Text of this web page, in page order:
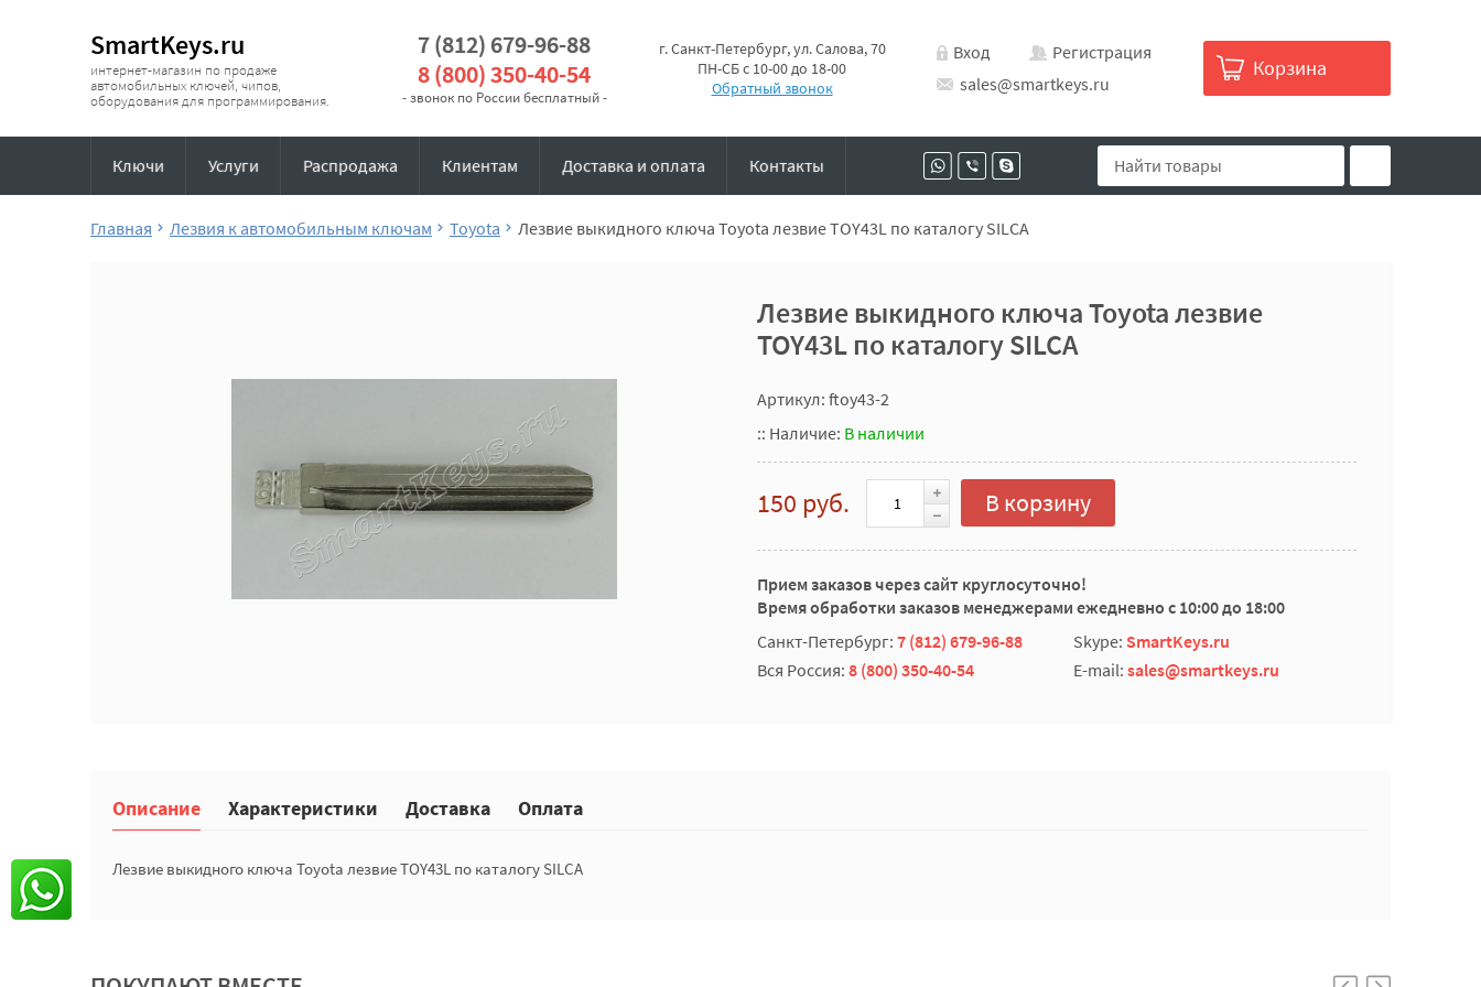
SmartKeys.ru
интернет-магазин по продаже
автомобильных ключей, чипов,
оборудования для программирования.
7 (812) 679-96-88
8 (800) 350-40-54
- звонок по России бесплатный -
г. Санкт-Петербург, ул. Салова, 70
ПН-СБ с 10-00 до 18-00
Обратный звонок
Вход
Регистрация
sales@smartkeys.ru
Корзина
Ключи Услуги Распродажа Клиентам Доставка и оплата Контакты
Главная Лезвия к автомобильным ключам Toyota Лезвие выкидного ключа Toyota лезвие TOY43L по каталогу SILCA
Лезвие выкидного ключа Toyota лезвие
TOY43L по каталогу SILCA
Артикул: ftoy43-2
:: Наличие: В наличии
150 руб. В корзину
Прием заказов через сайт круглосуточно!
Время обработки заказов менеджерами ежедневно с 10:00 до 18:00
Санкт-Петербург: 7 (812) 679-96-88 Skype: SmartKeys.ru
Вся Россия: 8 (800) 350-40-54 E-mail: sales@smartkeys.ru
Описание Характеристики Доставка Оплата
Лезвие выкидного ключа Toyota лезвие TOY43L по каталогу SILCA